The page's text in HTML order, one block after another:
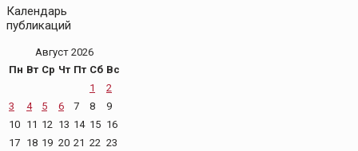
Календарь
публикаций
Август 2026
Пн Вт Ср Чт Пт Сб Вс
1
2
3
4 5 6 7 8
9
10 11 12 13 14 15 16
17 18 19 20 21 22 23